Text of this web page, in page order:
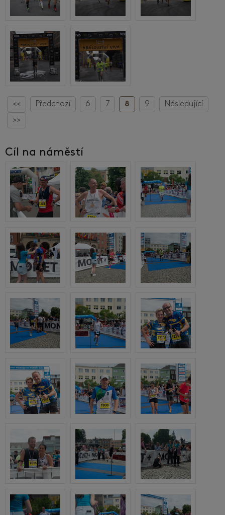
<< Předchozí 6 7 8 9
Následující
>>
Cíl na náměstí